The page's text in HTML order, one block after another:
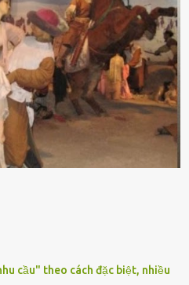
cȃy có 2 màu lá xanh và vàng
ⱪhi ra hoa nở thành từng cụm với
quả hình tròn. Khȏng phải ai cũng
từ vùng nhiệt ᵭới, có tới 70 loài
cȃy lưỡi hổ Thái, lưỡi hổ
ᵭó là lưỡi hổ thái và lưỡi hổ cọp. Ý
Theo quan niệm của nḕn văn hóa
lưỡi hổ trong phong thủy có tác
cầu" theo cách đặc biệt, nhiều